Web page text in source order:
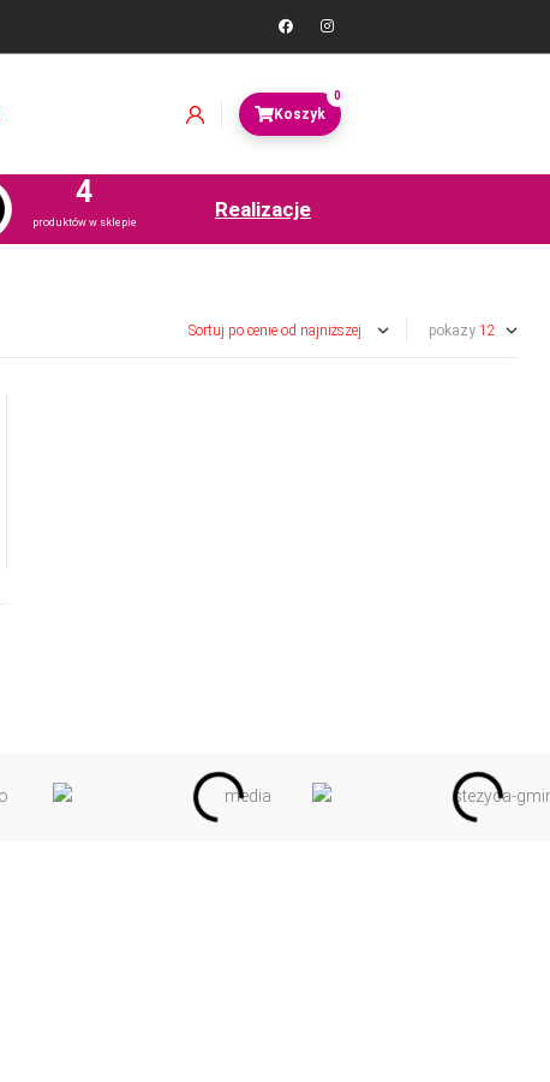
0
produktów w sklepie
4 Realizacje
pokazy